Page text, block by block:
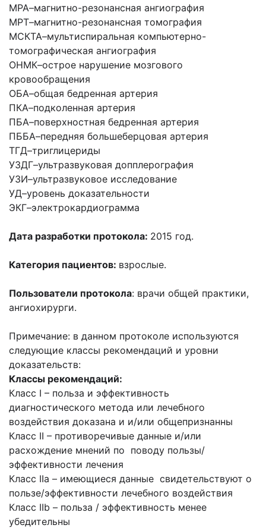
МРА–магнитно-резонансная ангиография
МРТ–магнитно-резонансная томография
МСКТА–мультиспиральная компьютерно-
томографическая ангиография
ОНМК–острое нарушение мозгового
кровообращения
ОБА–общая бедренная артерия
ПКА–подколенная артерия
ПБА–поверхностная бедренная артерия
ПББА–передняя большеберцовая артерия
ТГД–триглицериды
УЗДГ–ультразвуковая допплерография
УЗИ–ультразвуковое исследование
УД–уровень доказательности
ЭКГ–электрокардиограмма
Дата разработки протокола: 2015 год.
Категория пациентов: взрослые.
Пользователи протокола: врачи общей практики,
ангиохирурги.
Примечание: в данном протоколе используются
следующие классы рекомендаций и уровни
доказательств:
Классы рекомендаций:
Класс I – польза и эффективность
диагностического метода или лечебного
воздействия доказана и и/или общепризнанны
Класс II – противоречивые данные и/или
расхождение мнений по поводу пользы/
эффективности лечения
Класс IIа – имеющиеся данные свидетельствуют о
пользе/эффективности лечебного воздействия
Класс IIb – польза / эффективность менее
убедительны